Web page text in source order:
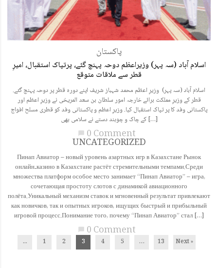
پاکستان
اسلام آباد (سہ پہر) وزیراعظم دوحہ پہنچ گئے، پرتپاک استقبال، امیرِ
قطر سے ملاقات متوقع
اسلام آباد (سہ پہر) وزیرِ اعظم محمد شہباز شریف اپنے دورہ قطر پر دوحہ پہنچ گئے.
قطر کے وزیرِ مملکت برائے خارجہ امور سلطان بن سعد المریخی نے وزیرِ اعظم اور
پاکستانی وفد کا پر تپاک استقبال کیا. وزیرِ اعظم و پاکستانی وفد کو قطری مسلح افواج
کے چاک و چوبند دستے نے سلامی بھی […]
chat_bubble 0 Comment
UNCATEGORIZED
Пинап Авиатор – новый уровень азартных игр в Казахстане Рынок
онлайн‑казино в Казахстане растёт стремительными темпами.Среди
множества платформ особое место занимает “Пинап Авиатор” – игра,
сочетающая простоту слотов с динамикой авиационного
полёта.Уникальный механизм ставок и мгновенный результат привлекают
как новичков, так и опытных игроков, ищущих быстрый и прибыльный
игровой процесс.Понимание того, почему “Пинап Авиатор” стал […]
chat_bubble 0 Comment
... 1 2 3 4 5 … 13 Next »